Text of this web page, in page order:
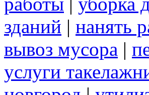
зданий | нанять
вывоз мусора |
услуги